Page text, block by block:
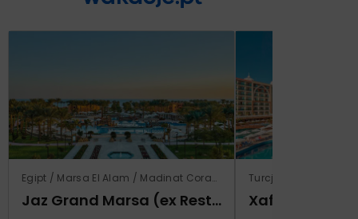
Egipt / Marsa El Alam / Madinat Coraya
Jaz Grand Marsa (ex Resta Grand Resort)
Turcja / Riwiera
Xafira Deluxe